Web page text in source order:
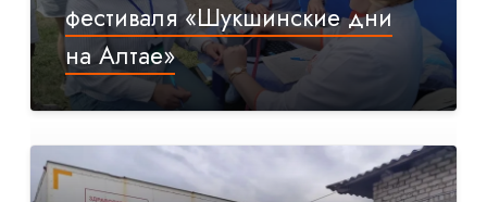
фестиваля «Шукшинские дни
на Алтае»